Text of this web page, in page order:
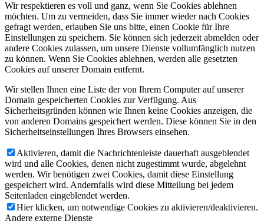
Wir respektieren es voll und ganz, wenn Sie Cookies ablehnen
möchten. Um zu vermeiden, dass Sie immer wieder nach Cookies
gefragt werden, erlauben Sie uns bitte, einen Cookie für Ihre
Einstellungen zu speichern. Sie können sich jederzeit abmelden oder
andere Cookies zulassen, um unsere Dienste vollumfänglich nutzen
zu können. Wenn Sie Cookies ablehnen, werden alle gesetzten
Cookies auf unserer Domain entfernt.
Wir stellen Ihnen eine Liste der von Ihrem Computer auf unserer
Domain gespeicherten Cookies zur Verfügung. Aus
Sicherheitsgründen können wie Ihnen keine Cookies anzeigen, die
von anderen Domains gespeichert werden. Diese können Sie in den
Sicherheitseinstellungen Ihres Browsers einsehen.
Aktivieren, damit die Nachrichtenleiste dauerhaft ausgeblendet
wird und alle Cookies, denen nicht zugestimmt wurde, abgelehnt
werden. Wir benötigen zwei Cookies, damit diese Einstellung
gespeichert wird. Andernfalls wird diese Mitteilung bei jedem
Seitenladen eingeblendet werden.
Hier klicken, um notwendige Cookies zu aktivieren/deaktivieren.
Andere externe Dienste